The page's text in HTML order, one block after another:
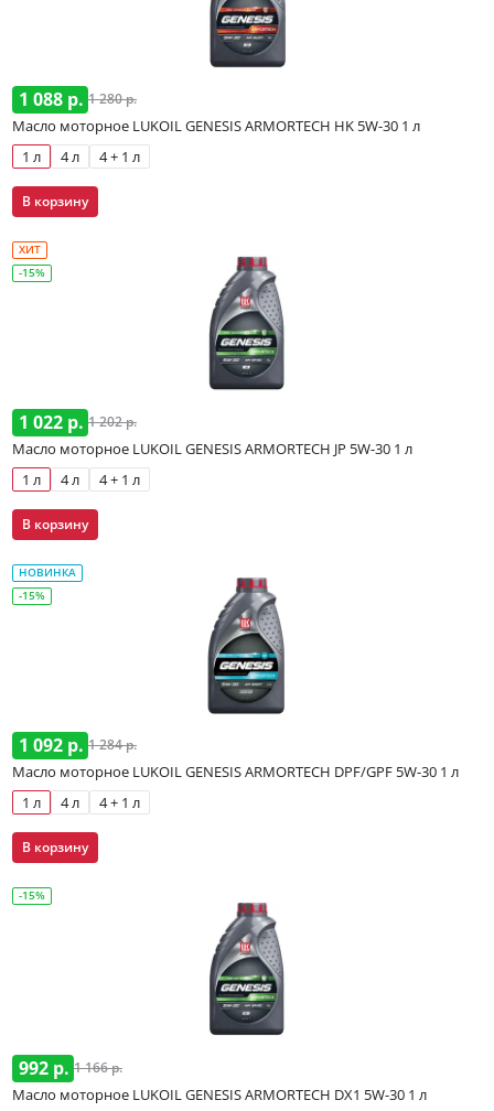
1 088 р. 1 280 р.
Масло моторное LUKOIL GENESIS ARMORTECH HK 5W-30 1 л
1 л
4 л 4 + 1 л
В корзину
ХИТ
-15%
1 022 р. 1 202 р.
Масло моторное LUKOIL GENESIS ARMORTECH JP 5W-30 1 л
1 л
4 л 4 + 1 л
В корзину
НОВИНКА
-15%
1 092 р. 1 284 р.
Масло моторное LUKOIL GENESIS ARMORTECH DPF/GPF 5W-30 1 л
1 л
4 л 4 + 1 л
В корзину
-15%
992 р. 1 166 р.
Масло моторное LUKOIL GENESIS ARMORTECH DX1 5W-30 1 л